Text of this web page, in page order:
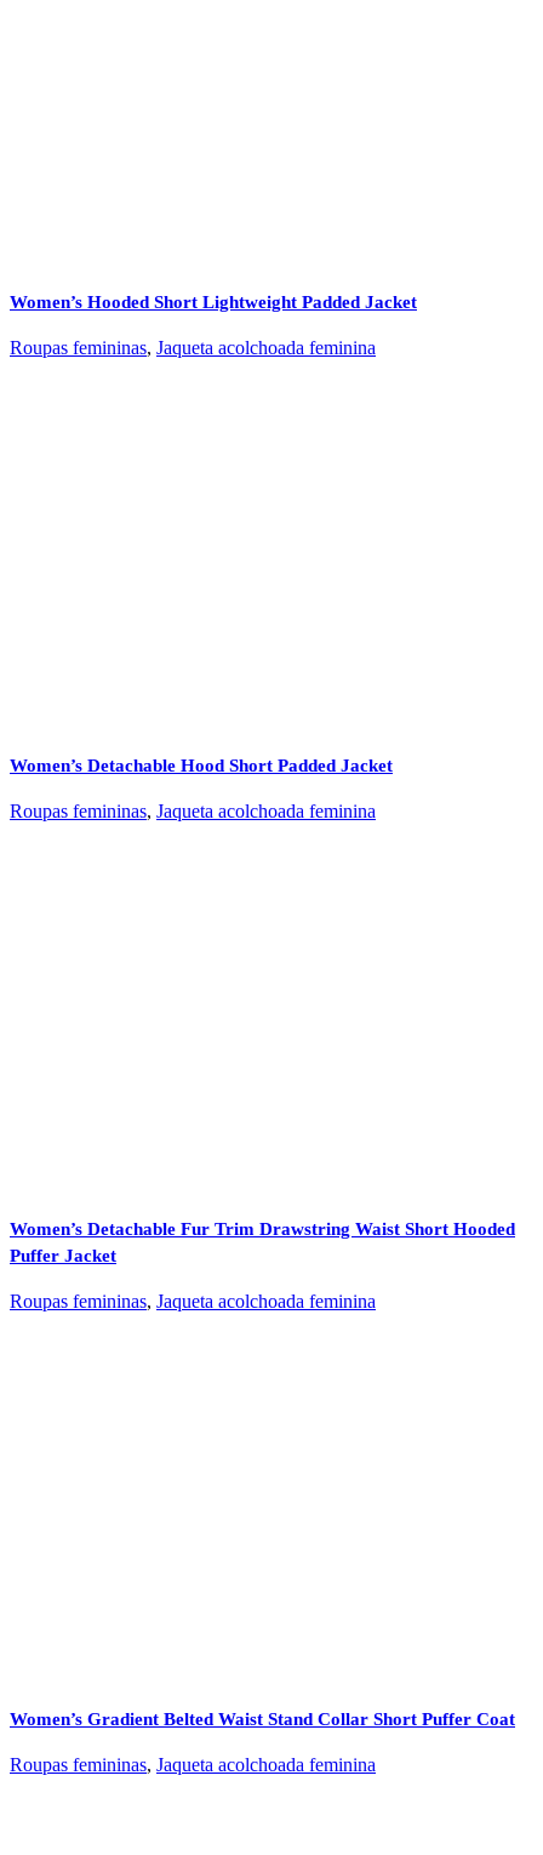
Women’s Hooded Short Lightweight Padded Jacket
Roupas femininas, Jaqueta acolchoada feminina
Women’s Detachable Hood Short Padded Jacket
Roupas femininas, Jaqueta acolchoada feminina
Women’s Detachable Fur Trim Drawstring Waist Short Hooded
Puffer Jacket
Roupas femininas, Jaqueta acolchoada feminina
Women’s Gradient Belted Waist Stand Collar Short Puffer Coat
Roupas femininas, Jaqueta acolchoada feminina